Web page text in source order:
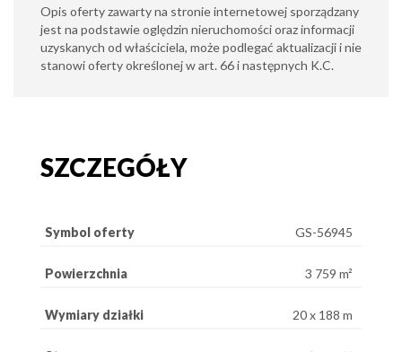
Opis oferty zawarty na stronie internetowej sporządzany
jest na podstawie oględzin nieruchomości oraz informacji
uzyskanych od właściciela, może podlegać aktualizacji i nie
stanowi oferty określonej w art. 66 i następnych K.C.
SZCZEGÓŁY
Symbol oferty GS-56945
Powierzchnia 3 759 m²
Wymiary działki 20 x 188 m